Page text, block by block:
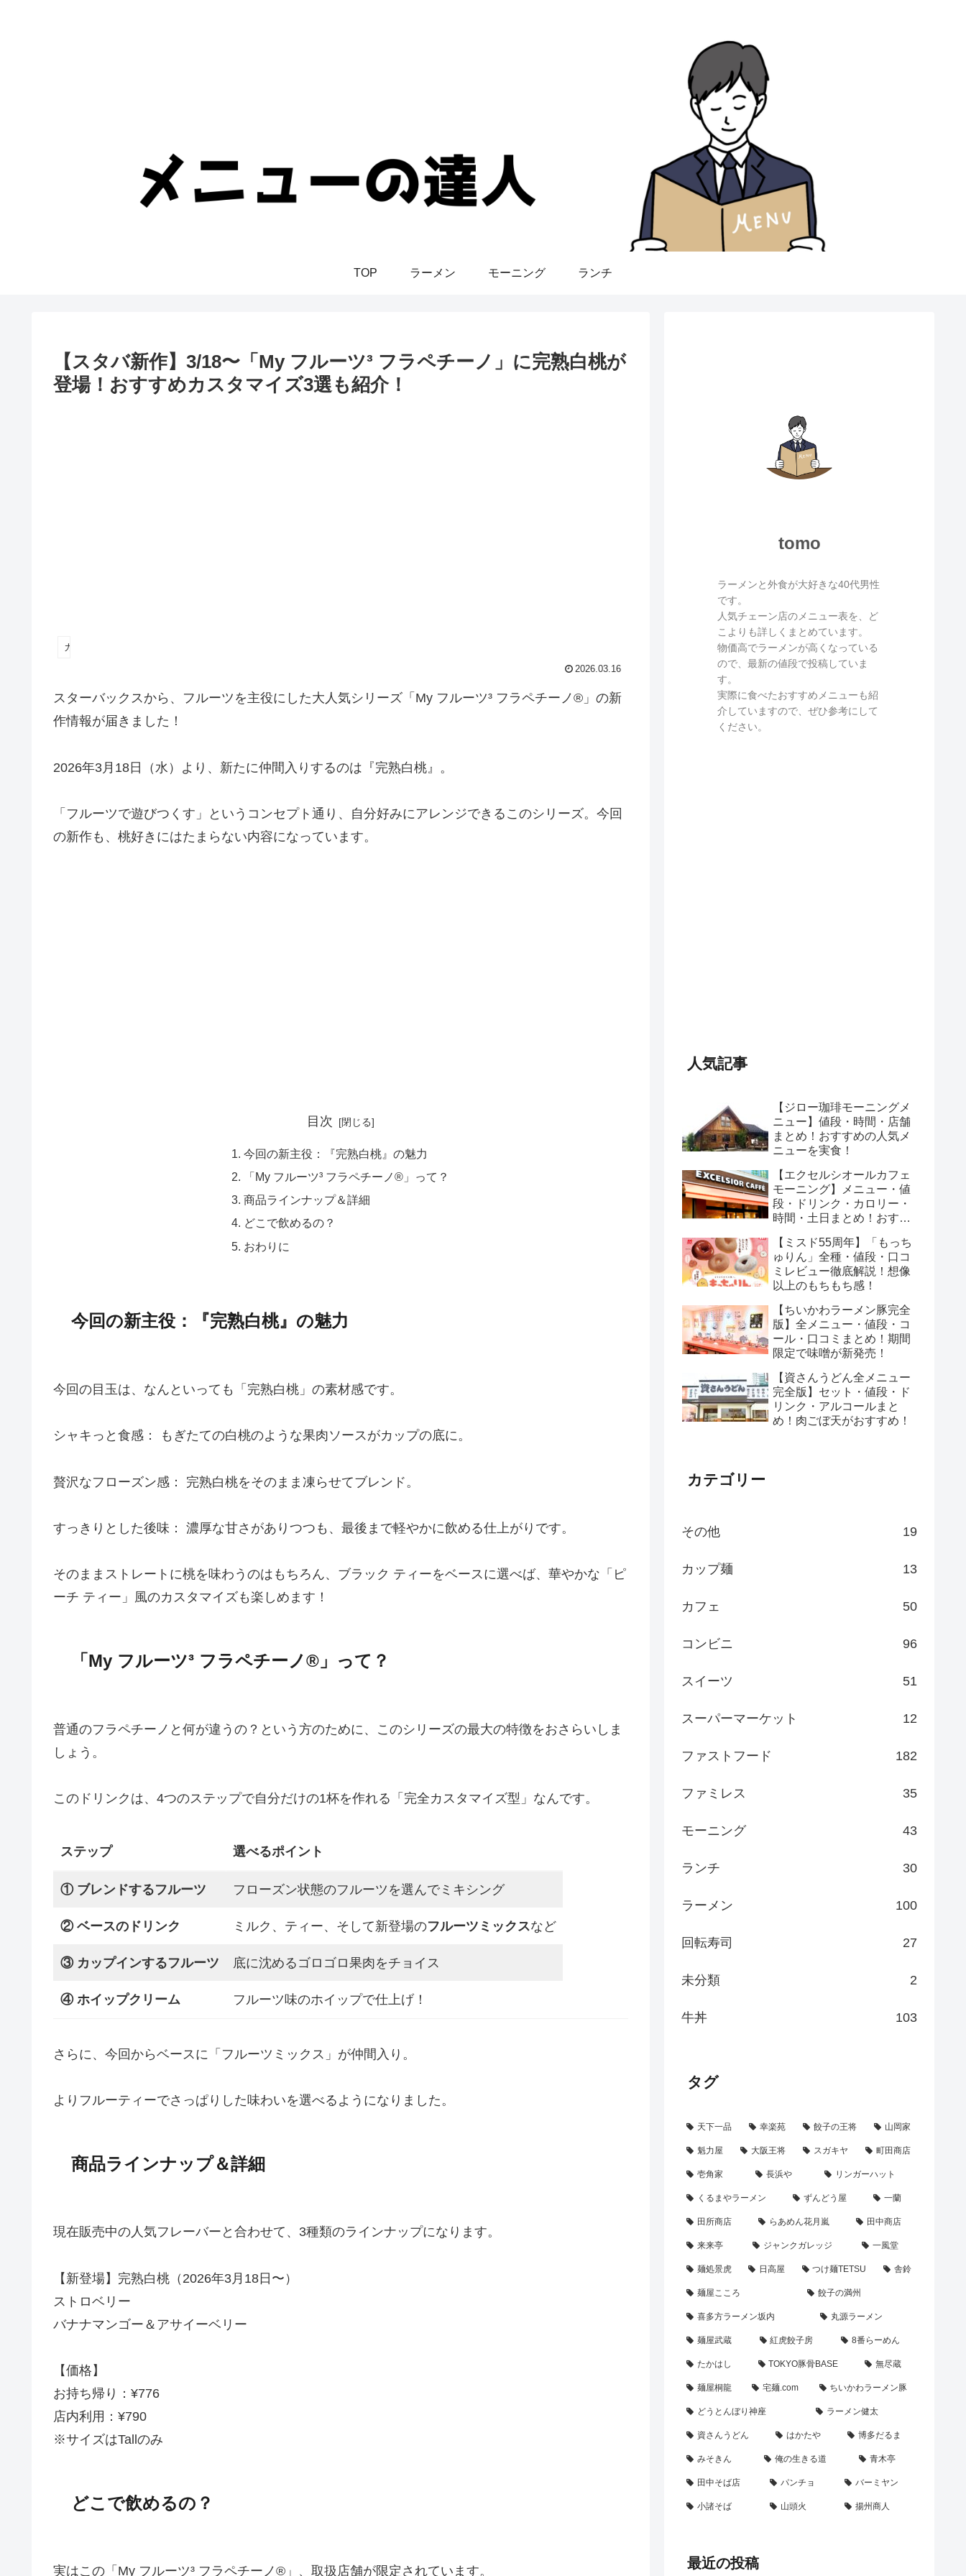
TOP ラーメン モーニング ランチ
【スタバ新作】3/18〜「My フルーツ³ フラペチーノ」に完熟白桃が
登場！おすすめカスタマイズ3選も紹介！
カフェ
2026.03.16
スターバックスから、フルーツを主役にした大人気シリーズ「My フルーツ³ フラペチーノ®」の新
作情報が届きました！
2026年3月18日（水）より、新たに仲間入りするのは『完熟白桃』。
「フルーツで遊びつくす」というコンセプト通り、自分好みにアレンジできるこのシリーズ。今回
の新作も、桃好きにはたまらない内容になっています。
目次
今回の新主役：『完熟白桃』の魅力
「My フルーツ³ フラペチーノ®」って？
商品ラインナップ＆詳細
どこで飲めるの？
おわりに
今回の新主役：『完熟白桃』の魅力
今回の目玉は、なんといっても「完熟白桃」の素材感です。
シャキっと食感： もぎたての白桃のような果肉ソースがカップの底に。
贅沢なフローズン感： 完熟白桃をそのまま凍らせてブレンド。
すっきりとした後味： 濃厚な甘さがありつつも、最後まで軽やかに飲める仕上がりです。
そのままストレートに桃を味わうのはもちろん、ブラック ティーをベースに選べば、華やかな「ピ
ーチ ティー」風のカスタマイズも楽しめます！
「My フルーツ³ フラペチーノ®」って？
普通のフラペチーノと何が違うの？という方のために、このシリーズの最大の特徴をおさらいしま
しょう。
このドリンクは、4つのステップで自分だけの1杯を作れる「完全カスタマイズ型」なんです。
ステップ 選べるポイント
① ブレンドするフルーツ フローズン状態のフルーツを選んでミキシング
② ベースのドリンク ミルク、ティー、そして新登場のフルーツミックスなど
③ カップインするフルーツ 底に沈めるゴロゴロ果肉をチョイス
④ ホイップクリーム フルーツ味のホイップで仕上げ！
さらに、今回からベースに「フルーツミックス」が仲間入り。
よりフルーティーでさっぱりした味わいを選べるようになりました。
商品ラインナップ＆詳細
現在販売中の人気フレーバーと合わせて、3種類のラインナップになります。
【新登場】完熟白桃（2026年3月18日〜）
ストロベリー
バナナマンゴー＆アサイーベリー
【価格】
お持ち帰り：¥776
店内利用：¥790
※サイズはTallのみ
どこで飲めるの？
実はこの「My フルーツ³ フラペチーノ®」、取扱店舗が限定されています。
tomo
ラーメンと外食が大好きな40代男性
です。
人気チェーン店のメニュー表を、ど
こよりも詳しくまとめています。
物価高でラーメンが高くなっている
ので、最新の値段で投稿していま
す。
実際に食べたおすすめメニューも紹
介していますので、ぜひ参考にして
ください。
人気記事
【ジロー珈琲モーニングメ
ニュー】値段・時間・店舗
まとめ！おすすめの人気メ
ニューを実食！
【エクセルシオールカフェ
モーニング】メニュー・値
段・ドリンク・カロリー・
時間・土日まとめ！おすす
【ミスド55周年】「もっち
ゅりん」全種・値段・口コ
ミレビュー徹底解説！想像
以上のもちもち感！
【ちいかわラーメン豚完全
版】全メニュー・値段・コ
ール・口コミまとめ！期間
限定で味噌が新発売！
【資さんうどん全メニュー
完全版】セット・値段・ド
リンク・アルコールまと
め！肉ごぼ天がおすすめ！
カテゴリー
その他 19
カップ麺 13
カフェ 50
コンビニ 96
スイーツ 51
スーパーマーケット 12
ファストフード 182
ファミレス 35
モーニング 43
ランチ 30
ラーメン 100
回転寿司 27
未分類 2
牛丼 103
タグ
天下一品 幸楽苑 餃子の王将 山岡家
魁力屋 大阪王将 スガキヤ 町田商店
壱角家 長浜や リンガーハット
くるまやラーメン ずんどう屋 一蘭
田所商店 らあめん花月嵐 田中商店
来来亭 ジャンクガレッジ 一風堂
麺処景虎 日高屋 つけ麺TETSU 舎鈴
麺屋こころ 餃子の満州
喜多方ラーメン坂内 丸源ラーメン
麺屋武蔵 紅虎餃子房 8番らーめん
たかはし TOKYO豚骨BASE 無尽蔵
麺屋桐龍 宅麺.com ちいかわラーメン豚
どうとんぼり神座 ラーメン健太
資さんうどん はかたや 博多だるま
みそきん 俺の生きる道 青木亭
田中そば店 パンチョ バーミヤン
小諸そば 山頭火 揚州商人
最近の投稿